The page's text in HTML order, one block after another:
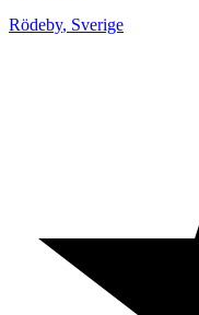
Rödeby, Sverige